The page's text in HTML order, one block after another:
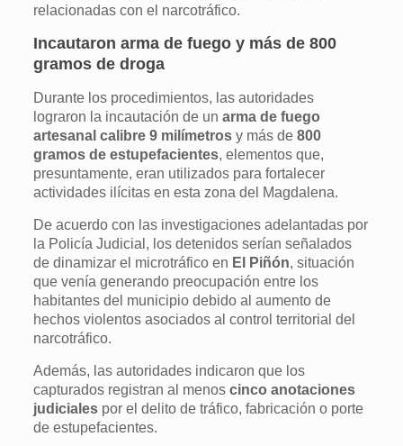
relacionadas con el narcotráfico.
Incautaron arma de fuego y más de 800
gramos de droga
Durante los procedimientos, las autoridades
lograron la incautación de unarma de fuego
artesanal calibre 9 milímetros y más de800
gramos de estupefacientes, elementos que,
presuntamente, eran utilizados para fortalecer
actividades ilícitas en esta zona del Magdalena.
De acuerdo con las investigaciones adelantadas por
la Policía Judicial, los detenidos serían señalados
de dinamizar el microtráfico en El Piñón, situación
que venía generando preocupación entre los
habitantes del municipio debido al aumento de
hechos violentos asociados al control territorial del
narcotráfico.
Además, las autoridades indicaron que los
capturados registran al menoscinco anotaciones
judiciales por el delito de tráfico, fabricación o porte
de estupefacientes.